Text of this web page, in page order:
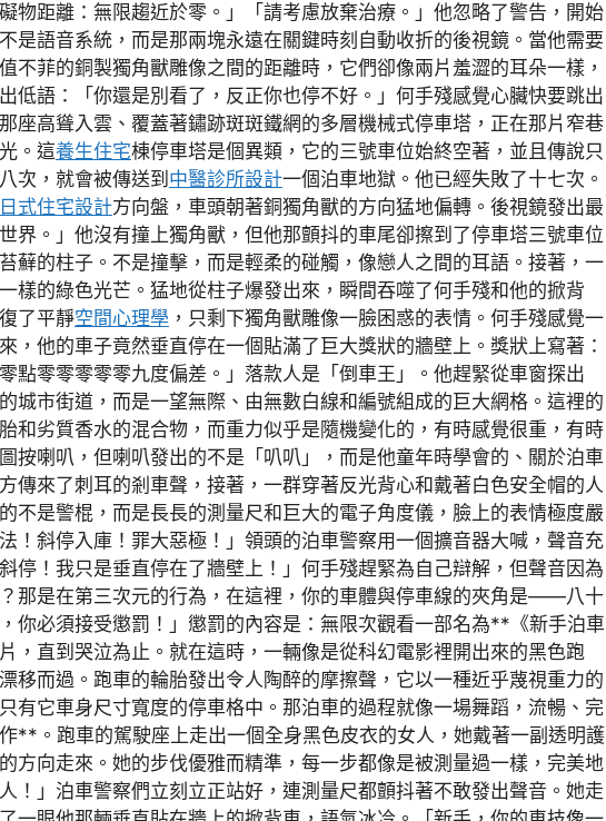
物距離：無限趨近於零。」「請考慮放棄治療。」他忽略了警告，開始
是語音系統，而是那兩塊永遠在關鍵時刻自動收折的後視鏡。當他需要
不菲的銅製獨角獸雕像之間的距離時，它們卻像兩片羞澀的耳朵一樣，
低語：「你還是別看了，反正你也停不好。」何手殘感覺心臟快要跳出
座高聳入雲、覆蓋著鏽跡斑斑鐵網的多層機械式停車塔，正在那片窄巷
。這養生住宅棟停車塔是個異類，它的三號車位始終空著，並且傳說只
次，就會被傳送到 中醫診所設計一個泊車地獄。他已經失敗了十七次。
日式住宅設計方向盤，車頭朝著銅獨角獸的方向猛地偏轉。後視鏡發出最
界。」他沒有撞上獨角獸，但他那顫抖的車尾卻擦到了停車塔三號車位
蘚的柱子。不是撞擊，而是輕柔的碰觸，像戀人之間的耳語。接著，一
樣的綠色光芒。猛地從柱子爆發出來，瞬間吞噬了何手殘和他的掀背
了平靜空間心理學 ，只剩下獨角獸雕像一臉困惑的表情。何手殘感覺一
，他的車子竟然垂直停在一個貼滿了巨大獎狀的牆壁上。獎狀上寫著：
點零零零零零九度偏差。」落款人是「倒車王」。他趕緊從車窗探出
城市街道，而是一望無際、由無數白線和編號組成的巨大網格。這裡的
和劣質香水的混合物，而重力似乎是隨機變化的，有時感覺很重，有時
按喇叭，但喇叭發出的不是「叭叭」，而是他童年時學會的、關於泊車
傳來了刺耳的剎車聲，接著，一群穿著反光背心和戴著白色安全帽的人
不是警棍，而是長長的測量尺和巨大的電子角度儀，臉上的表情極度嚴
！斜停入庫！罪大惡極！」領頭的泊車警察用一個擴音器大喊，聲音充
停！我只是垂直停在了牆壁上！」何手殘趕緊為自己辯解，但聲音因為
那是在第三次元的行為，在這裡，你的車體與停車線的夾角是——八十
你必須接受懲罰！」懲罰的內容是：無限次觀看一部名為**《新手泊車
，直到哭泣為止。就在這時，一輛像是從科幻電影裡開出來的黑色跑
移而過。跑車的輪胎發出令人陶醉的摩擦聲，它以一種近乎蔑視重力的
有它車身尺寸寬度的停車格中。那泊車的過程就像一場舞蹈，流暢、完
**。跑車的駕駛座上走出一個全身黑色皮衣的女人，她戴著一副透明護
方向走來。她的步伐優雅而精準，每一步都像是被測量過一樣，完美地
！」泊車警察們立刻立正站好，連測量尺都顫抖著不敢發出聲音。她走